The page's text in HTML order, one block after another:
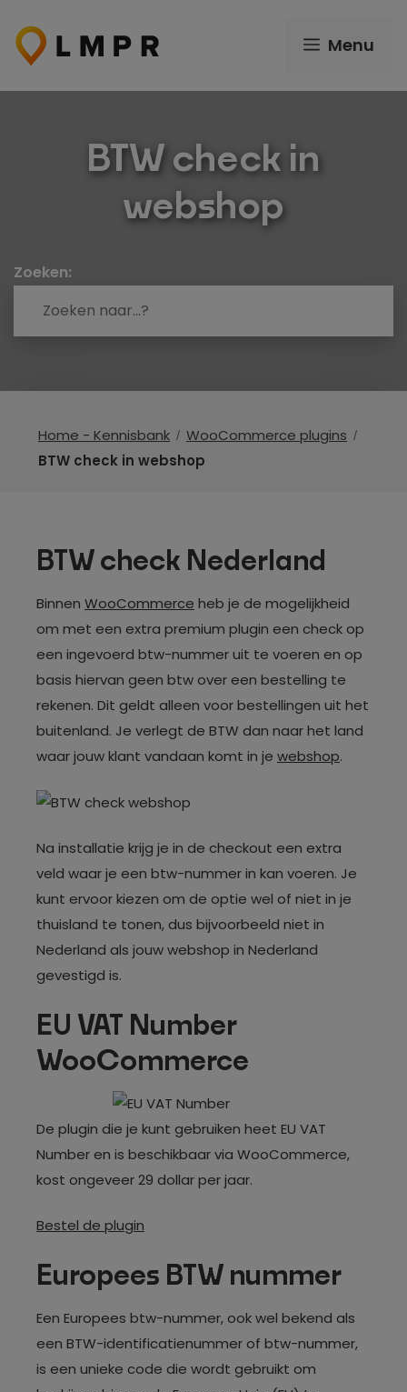
naar
inhoud
Menu
BTW check in
webshop
Zoeken:
Home - Kennisbank
WooCommerce plugins
BTW check in webshop
BTW check Nederland
Binnen WooCommerce heb je de mogelijkheid
om met een extra premium plugin een check op
een ingevoerd btw-nummer uit te voeren en op
basis hiervan geen btw over een bestelling te
rekenen. Dit geldt alleen voor bestellingen uit het
buitenland. Je verlegt de BTW dan naar het land
waar jouw klant vandaan komt in je webshop.
Na installatie krijg je in de checkout een extra
veld waar je een btw-nummer in kan voeren. Je
kunt ervoor kiezen om de optie wel of niet in je
thuisland te tonen, dus bijvoorbeeld niet in
Nederland als jouw webshop in Nederland
gevestigd is.
EU VAT Number
WooCommerce
De plugin die je kunt gebruiken heet EU VAT
Number en is beschikbaar via WooCommerce,
kost ongeveer 29 dollar per jaar.
Bestel de plugin
Europees BTW nummer
Een Europees btw-nummer, ook wel bekend als
een BTW-identificatienummer of btw-nummer,
is een unieke code die wordt gebruikt om